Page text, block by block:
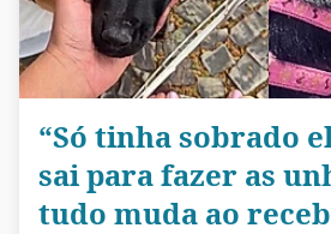
“Só tinha sobrado
sai para fazer as
tudo muda ao